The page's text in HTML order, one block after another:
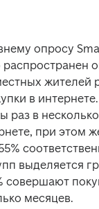
опросу
жителей
в
раз в
при этом
выделяется
совершают
месяцев.